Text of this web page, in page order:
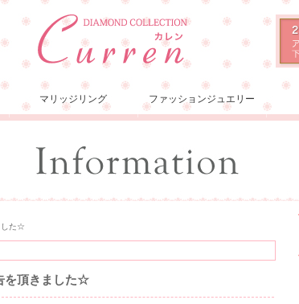
マリッジリング ファッションジュエリー
した☆
を頂きました☆